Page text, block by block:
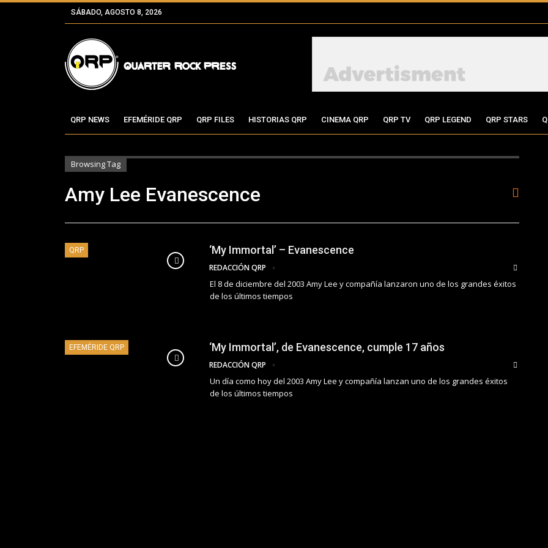
SÁBADO, AGOSTO 8, 2026
QRP NEWS EFEMÉRIDE QRP QRP FILES HISTORIAS QRP CINEMA QRP QRP TV QRP LEGEND QRP STARS
Browsing Tag
Amy Lee Evanescence
QRP ‘My Immortal’ – Evanescence
REDACCIÓN QRP
El 8 de diciembre del 2003 Amy Lee y compañía lanzaron uno de los grandes éxitos
de los últimos tiempos
EFEMÉRIDE QRP ‘My Immortal’, de Evanescence, cumple 17 años
REDACCIÓN QRP
Un día como hoy del 2003 Amy Lee y compañía lanzan uno de los grandes éxitos
de los últimos tiempos